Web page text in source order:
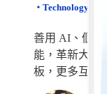
・ Technology
善用 AI、個人
能，革新大家
板，更多互動